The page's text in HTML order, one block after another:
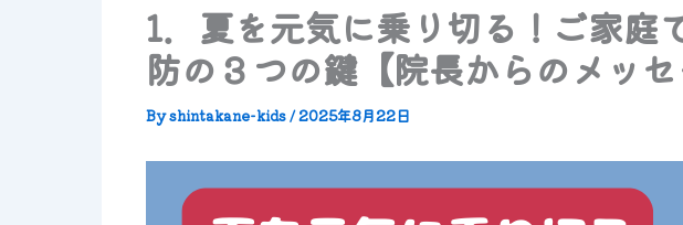
1．夏を元気に乗り切る！ご家庭
防の３つの鍵【院長からのメッセ
Byshintakane-kids/2025年8月22日